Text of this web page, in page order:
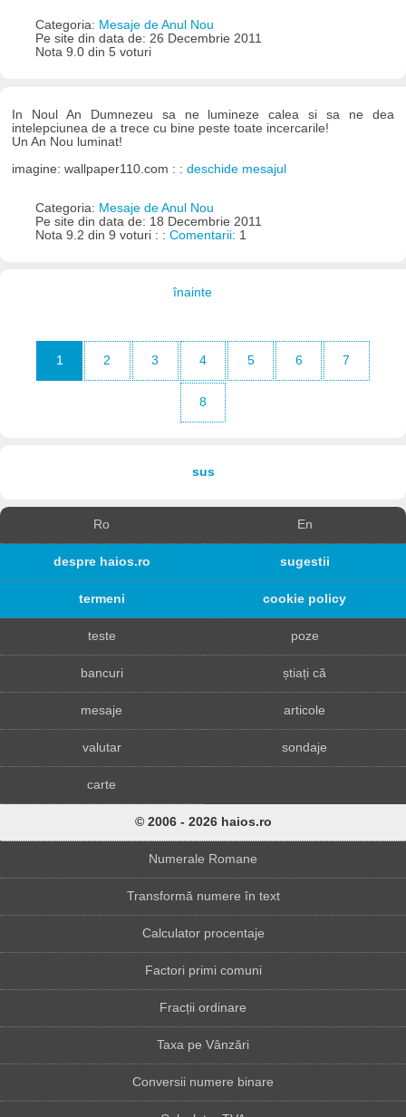
Categoria: Mesaje de Anul Nou
Pe site din data de: 26 Decembrie 2011
Nota 9.0 din 5 voturi
In Noul An Dumnezeu sa ne lumineze calea si sa ne dea
intelepciunea de a trece cu bine peste toate incercarile!
Un An Nou luminat!
imagine: wallpaper110.com : :deschide mesajul
Categoria: Mesaje de Anul Nou
Pe site din data de: 18 Decembrie 2011
Nota 9.2 din 9 voturi : : Comentarii: 1
înainte
1 2 3 4 5 6 7
8
sus
Ro En
despre haios.ro sugestii
termeni cookie policy
teste poze
bancuri știați că
mesaje articole
valutar sondaje
carte
© 2006 - 2026 haios.ro
Numerale Romane
Transformă numere în text
Calculator procentaje
Factori primi comuni
Fracții ordinare
Taxa pe Vânzări
Conversii numere binare